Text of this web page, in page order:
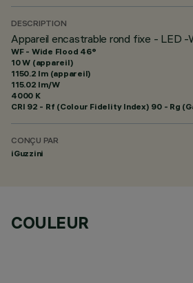
DESCRIPTION
Appareil encastrable rond fixe - LED -
WF - Wide Flood 46°
10 W (appareil)
1150.2 lm (appareil)
115.02 lm/W
4000 K
CRI 92 - Rf (Colour Fidelity Index) 90 - Rg
CONÇU PAR
iGuzzini
COULEUR